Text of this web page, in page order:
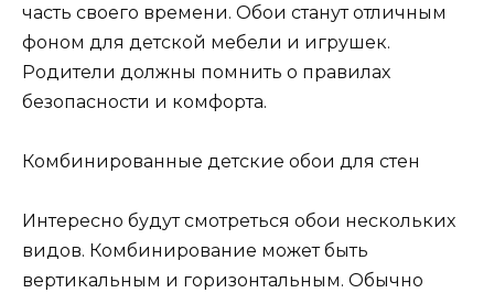
часть своего времени. Обои станут отличным
фоном для детской мебели и игрушек.
Родители должны помнить о правилах
безопасности и комфорта.
Комбинированные детские обои для стен
Интересно будут смотреться обои нескольких
видов. Комбинирование может быть
вертикальным и горизонтальным. Обычно